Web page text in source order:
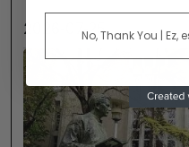
2026-07-25No, Thank You | Ez,